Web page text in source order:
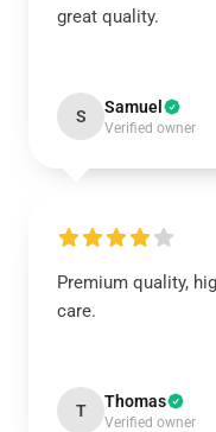
great quality.
S Samuel
Verified owner
Premium quality,
care.
T Thomas
Verified owner